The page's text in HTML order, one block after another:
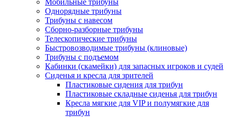
Однорядные трибуны
Трибуны с навесом
Сборно-разборные трибуны
Телескопические трибуны
Быстровозводимые трибуны (клиновые)
Трибуны с подъемом
Кабинки (скамейки) для запасных игроков и судей
Сиденья и кресла для зрителей
Пластиковые сидения для трибун
Пластиковые складные сиденья для трибун
Кресла мягкие для VIP и полумягкие для
трибун